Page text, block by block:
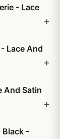
- Lace
Lace And
And Satin
Black -